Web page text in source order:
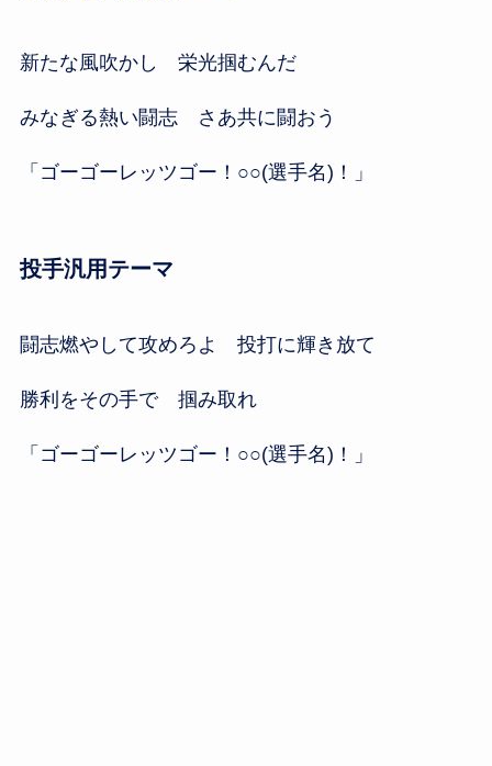
新たな風吹かし 栄光掴むんだ
みなぎる熱い闘志 さあ共に闘おう
「ゴーゴーレッツゴー！○○(選手名)！」
投手汎用テーマ
闘志燃やして攻めろよ 投打に輝き放て
勝利をその手で 掴み取れ
「ゴーゴーレッツゴー！○○(選手名)！」